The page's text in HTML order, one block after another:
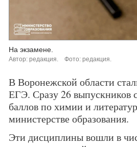
На экзамене.
Автор: редакция. Фото: редакция.
В Воронежской области
ЕГЭ. Сразу 26 выпускников
баллов по химии и
министерстве образования.
Эти дисциплины вошли в